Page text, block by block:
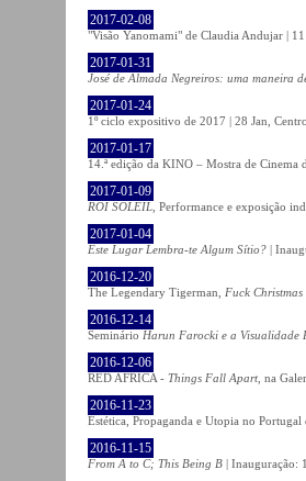
2017-02-08
"Visão Yanomami" de Claudia Andujar |
2017-01-31
José de Almada Negreiros: uma maneira
2017-01-24
1º ciclo expositivo de 2017 | 28 Jan,
2017-01-17
14.ª edição da KINO – Mostra de Cinema
2017-01-09
ROI SOLEIL , Performance e exposição
2017-01-04
Este Lugar Lembra-te Algum Sítio? |
2016-12-20
The Legendary Tigerman, Fuck
2016-12-14
Seminário Harun Farocki e a Visualidade
2016-12-06
RED AFRICA - Things Fall Apart , na
2016-11-23
Estética, Propaganda e Utopia no
2016-11-15
From A to C; This Being B | Inauguração: